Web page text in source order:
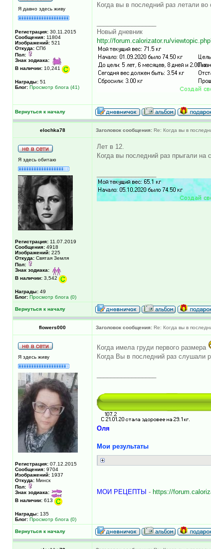
Я давно здесь живу
Регистрация: 30.11.2015
Сообщения: 11804
Изображений: 521
Откуда: СПб
Пол:
Знак зодиака:
В наличии: 10,241
Награды: 51
Блог: Просмотр блога (41)
Когда вы в последний раз летали во
Новый дневник
http://forum.calorizator.ru/
Вернуться к началу
elochka78 Заголовок сообщения: Re: Когда вы в
Я здесь обитаю
Регистрация: 11.07.2019
Сообщения: 4918
Изображений: 225
Откуда: Святая Земля
Пол:
Знак зодиака:
В наличии: 3,542
Награды: 49
Блог: Просмотр блога (0)
Лет в 12.
Когда вы последний раз прыгали на
Вернуться к началу
flowers000 Заголовок сообщения: Re: Когда вы в
Я здесь живу
Регистрация: 07.12.2015
Сообщения: 9704
Изображений: 1937
Откуда: Минск
Пол:
Знак зодиака:
В наличии: 613
Награды: 135
Блог: Просмотр блога (0)
Когда имела груди первого размера
Когда Вы в последний раз слушали
Оля
Мои результаты
МОИ РЕЦЕПТЫ - https://
Вернуться к началу